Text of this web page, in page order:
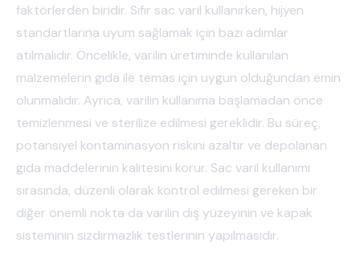
faktörlerden biridir. Sıfır sac varil kullanırken, hijyen
standartlarına uyum sağlamak için bazı adımlar
atılmalıdır. Öncelikle, varilin üretiminde kullanılan
malzemelerin gıda ile temas için uygun olduğundan emin
olunmalıdır. Ayrıca, varilin kullanıma başlamadan önce
temizlenmesi ve sterilize edilmesi gereklidir. Bu süreç,
potansiyel kontaminasyon riskini azaltır ve depolanan
gıda maddelerinin kalitesini korur. Sac varil kullanımı
sırasında, düzenli olarak kontrol edilmesi gereken bir
diğer önemli nokta da varilin dış yüzeyinin ve kapak
sisteminin sızdırmazlık testlerinin yapılmasıdır.